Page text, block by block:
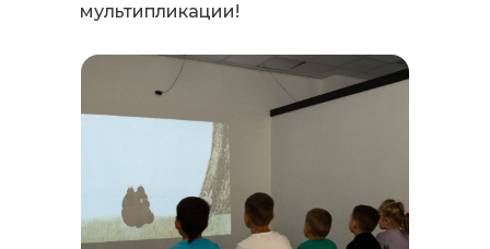
мультипликации!